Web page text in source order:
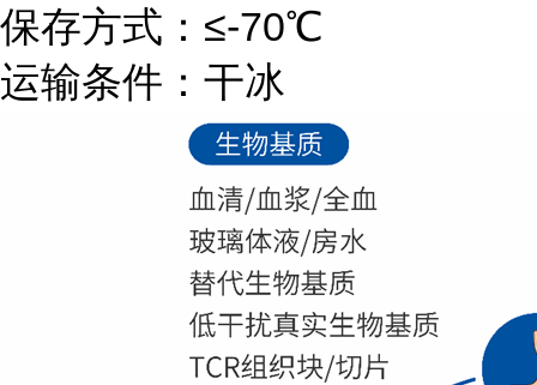
保存方式：≤-70℃
运输条件：干冰